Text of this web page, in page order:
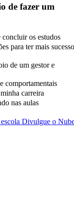
de fazer um
os estudos
para ter mais sucesso
de um gestor e
comportamentais
carreira
nas aulas
Divulgue o